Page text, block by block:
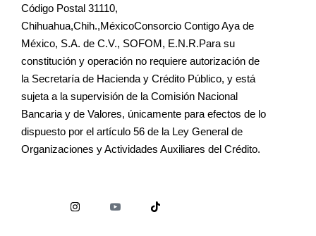
Código Postal 31110,
Chihuahua,Chih.,MéxicoConsorcio Contigo Aya de
México, S.A. de C.V., SOFOM, E.N.R.Para su
constitución y operación no requiere autorización de
la Secretaría de Hacienda y Crédito Público, y está
sujeta a la supervisión de la Comisión Nacional
Bancaria y de Valores, únicamente para efectos de lo
dispuesto por el artículo 56 de la Ley General de
Organizaciones y Actividades Auxiliares del Crédito.